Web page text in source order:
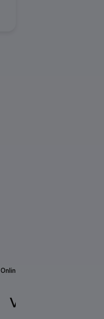
Online
Voorlichting